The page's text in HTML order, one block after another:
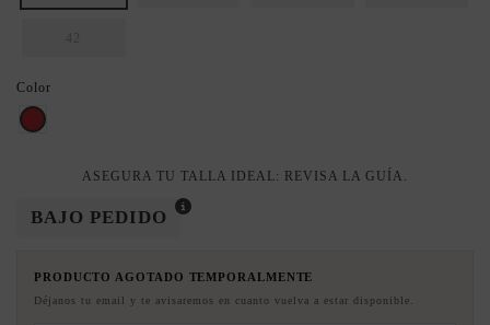
Color
Rojo
ASEGURA TU TALLA IDEAL: REVISA LA GUÍA.
BAJO PEDIDO
PRODUCTO AGOTADO TEMPORALMENTE
Déjanos tu email y te avisaremos en cuanto vuelva a estar disponible.